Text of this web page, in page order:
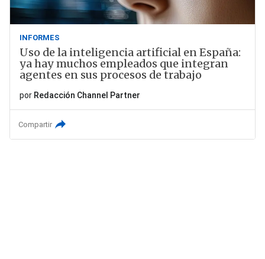
INFORMES
Uso de la inteligencia artificial en España:
ya hay muchos empleados que integran
agentes en sus procesos de trabajo
por Redacción Channel Partner
Compartir